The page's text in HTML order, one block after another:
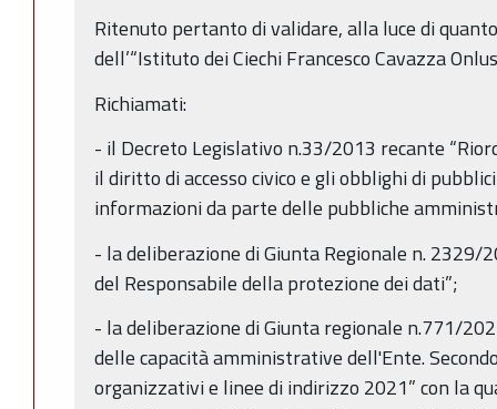
Ritenuto pertanto di validare, alla luce di
dell’“Istituto dei Ciechi Francesco Cavazza
Richiamati:
- il Decreto Legislativo n.33/2013 recante
il diritto di accesso civico e gli obblighi di
informazioni da parte delle pubbliche
- la deliberazione di Giunta Regionale n. 2329/
del Responsabile della protezione dei dati”;
- la deliberazione di Giunta regionale n.771/
delle capacità amministrative dell'Ente.
organizzativi e linee di indirizzo 2021” con la